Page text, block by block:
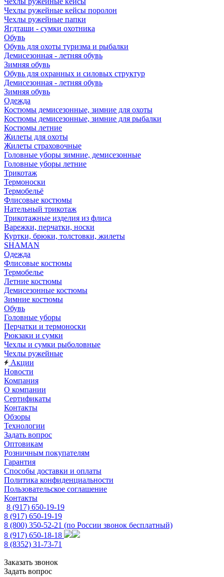
Чехлы ружейные кейсы поролон
Чехлы ружейные папки
Ягдташи - сумки охотника
Обувь
Обувь для охоты туризма и рыбалки
Демисезонная - летняя обувь
Зимняя обувь
Обувь для охранных и силовых структур
Демисезонная - летняя обувь
Зимняя обувь
Одежда
Костюмы демисезонные, зимние для охоты
Костюмы демисезонные, зимние для рыбалки
Костюмы летние
Жилеты для охоты
Жилеты страховочные
Головные уборы зимние, демисезонные
Головные уборы летние
Трикотаж
Термоноски
Термобельё
Флисовые костюмы
Нательный трикотаж
Трикотажные изделия из флиса
Варежки, перчатки, носки
Куртки, брюки, толстовки, жилеты
SHAMAN
Одежда
Флисовые костюмы
Термобелье
Летние костюмы
Демисезонные костюмы
Зимние костюмы
Обувь
Головные уборы
Перчатки и термоноски
Рюкзаки и сумки
Чехлы и сумки рыболовные
Чехлы ружейные
Акции
Новости
Компания
О компании
Сертификаты
Контакты
Обзоры
Технологии
Задать вопрос
Оптовикам
Розничным покупателям
Гарантия
Способы доставки и оплаты
Политика конфиденциальности
Пользовательское соглашение
Контакты
8 (917) 650-19-19
8 (917) 650-19-19
8 (800) 350-52-21 (по России звонок бесплатный)
8 (917) 650-18-18
8 (8352) 31-73-71
Заказать звонок
Задать вопрос